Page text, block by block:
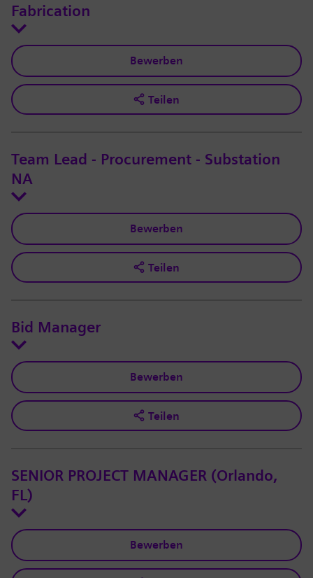
Fabrication
Bewerben
Teilen
Team Lead - Procurement - Substation
NA
Bewerben
Teilen
Bid Manager
Bewerben
Teilen
SENIOR PROJECT MANAGER (Orlando,
FL)
Bewerben